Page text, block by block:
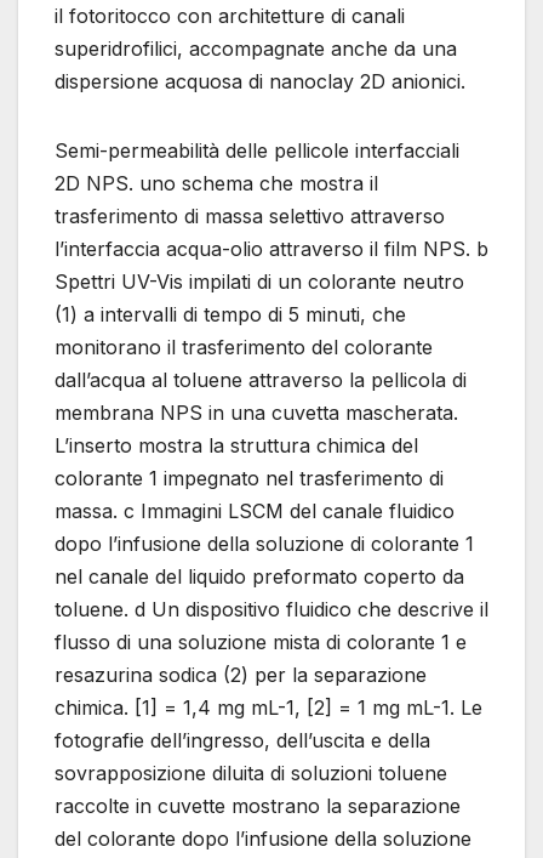
il fotoritocco con architetture di canali
superidrofilici, accompagnate anche da una
dispersione acquosa di nanoclay 2D anionici.
Semi-permeabilità delle pellicole interfacciali
2D NPS. uno schema che mostra il
trasferimento di massa selettivo attraverso
l’interfaccia acqua-olio attraverso il film NPS. b
Spettri UV-Vis impilati di un colorante neutro
(1) a intervalli di tempo di 5 minuti, che
monitorano il trasferimento del colorante
dall’acqua al toluene attraverso la pellicola di
membrana NPS in una cuvetta mascherata.
L’inserto mostra la struttura chimica del
colorante 1 impegnato nel trasferimento di
massa. c Immagini LSCM del canale fluidico
dopo l’infusione della soluzione di colorante 1
nel canale del liquido preformato coperto da
toluene. d Un dispositivo fluidico che descrive il
flusso di una soluzione mista di colorante 1 e
resazurina sodica (2) per la separazione
chimica. [1] = 1,4 mg mL-1, [2] = 1 mg mL-1. Le
fotografie dell’ingresso, dell’uscita e della
sovrapposizione diluita di soluzioni toluene
raccolte in cuvette mostrano la separazione
del colorante dopo l’infusione della soluzione